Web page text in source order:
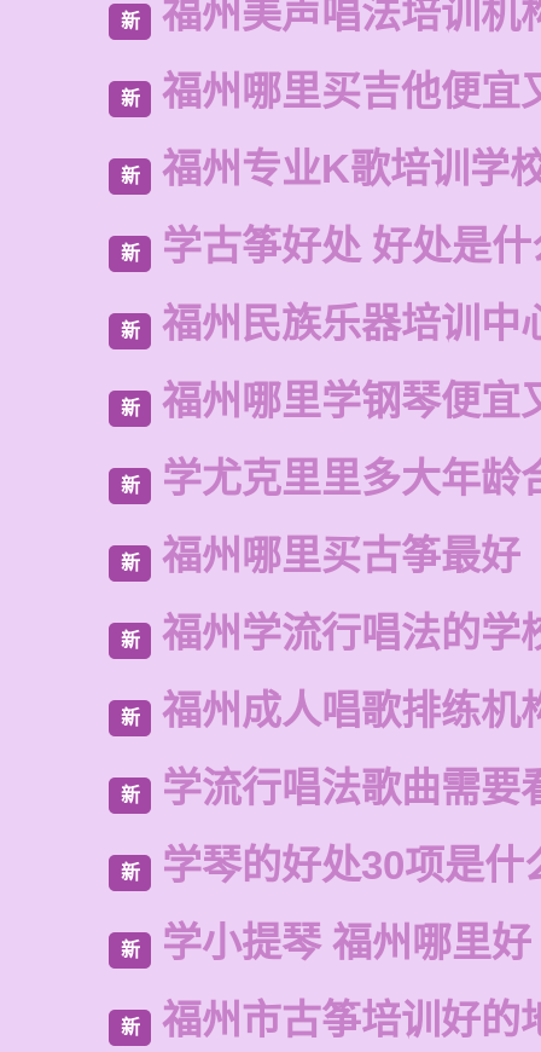
新 福州美声唱法培训机
新 福州哪里买吉他便宜
新 福州专业K歌培训学
新 学古筝好处 好处是什
新 福州民族乐器培训中
新 福州哪里学钢琴便宜
新 学尤克里里多大年龄
新 福州哪里买古筝最好
新 福州学流行唱法的学
新 福州成人唱歌排练机
新 学流行唱法歌曲需要
新 学琴的好处30项是什
新 学小提琴 福州哪里好
新 福州市古筝培训好的